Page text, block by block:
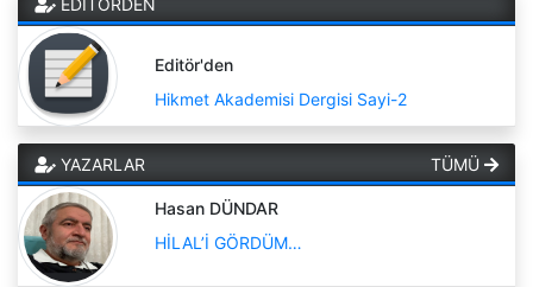
EDİTÖRDEN
Editör'den
Hikmet Akademisi Dergisi Sayi-2
YAZARLAR TÜMÜ
Hasan DÜNDAR
HİLAL’İ GÖRDÜM…